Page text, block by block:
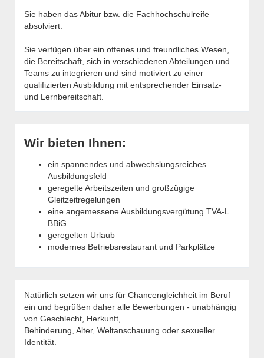
Sie haben das Abitur bzw. die Fachhochschulreife
absolviert.
Sie verfügen über ein offenes und freundliches Wesen,
die Bereitschaft, sich in verschiedenen Abteilungen und
Teams zu integrieren und sind motiviert zu einer
qualifizierten Ausbildung mit entsprechender Einsatz-
und Lernbereitschaft.
Wir bieten Ihnen:
ein spannendes und abwechslungsreiches
Ausbildungsfeld
geregelte Arbeitszeiten und großzügige
Gleitzeitregelungen
eine angemessene Ausbildungsvergütung TVA-L
BBiG
geregelten Urlaub
modernes Betriebsrestaurant und Parkplätze
Natürlich setzen wir uns für Chancengleichheit im Beruf
ein und begrüßen daher alle Bewerbungen - unabhängig
von Geschlecht, Herkunft,
Behinderung, Alter, Weltanschauung oder sexueller
Identität.